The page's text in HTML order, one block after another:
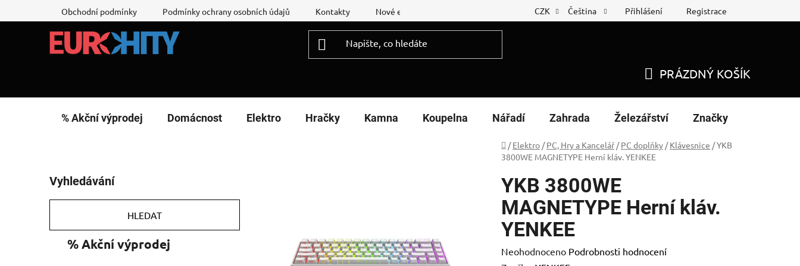
na
Obchodní podmínky Podmínky ochrany osobních údajů Kontakty Nové energetické štítky Reklamační list Nákup na splátky
CZK Čeština Přihlášení Registrace
KOŠÍK
PRÁZDNÝ KOŠÍK
% Akční výprodej Domácnost Elektro Hračky Kamna Koupelna Nářadí Zahrada Železářství Značky
Domů
/ Elektro / PC, Hry a Kancelář / PC doplňky / Klávesnice /YKB
3800WE MAGNETYPE Herní kláv. YENKEE
o
s
r
Vyhledávání
HLEDAT
kategorie
% Akční výprodej
YKB 3800WE
MAGNETYPE Herní kláv.
YENKEE
Průměrné
Neohodnoceno Podrobnosti hodnocení